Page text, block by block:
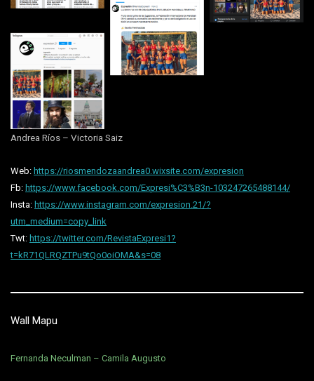
Andrea Ríos – Victoria Saiz
Web: https://riosmendozaandrea0.wixsite.com/expresion
Fb: https://www.facebook.com/Expresi%C3%B3n-103247265488144/
Insta: https://www.instagram.com/expresion.21/?
utm_medium=copy_link
Twt: https://twitter.com/RevistaExpresi1?
t=kR71QLRQZTPu9tQo0oiOMA&s=08
Wall Mapu
Fernanda Neculman – Camila Augusto